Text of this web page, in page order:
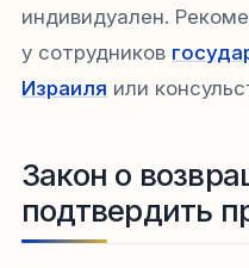
индивидуален.
у сотрудников
Израиля или
Закон о
подтвердить